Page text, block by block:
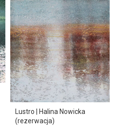
Lustro | Halina Nowicka
(rezerwacja)